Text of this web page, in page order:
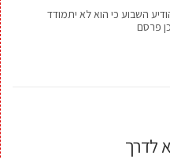
השבוע כי הוא לא יתמודד
פרסם
לדרך